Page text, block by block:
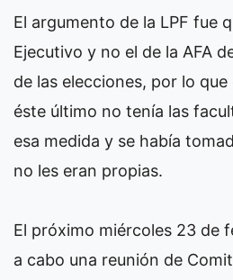
El argumento de la LPF fue
Ejecutivo y no el de la AFA
de las elecciones, por lo
éste último no tenía las
esa medida y se había
no les eran propias.
El próximo miércoles 23 de
a cabo una reunión de